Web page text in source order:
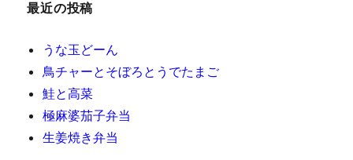
最近の投稿
うな玉どーん
鳥チャーとそぼろとうでたまご
鮭と高菜
極麻婆茄子弁当
生姜焼き弁当